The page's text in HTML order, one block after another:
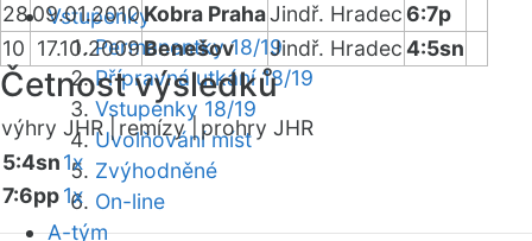
Vstupenky
Permanentky 18/19
Přípravná utkání 18/19
Vstupenky 18/19
Uvolňování míst
Zvýhodněné
On-line
A-tým
2809.01.2010Kobra PrahaJindř. Hradec6:7p
10 17.10.2009Benešov Jindř. Hradec4:5sn
Četnost výsledků
výhry JHR | remízy | prohry JHR
5:4sn1x
7:6pp1x